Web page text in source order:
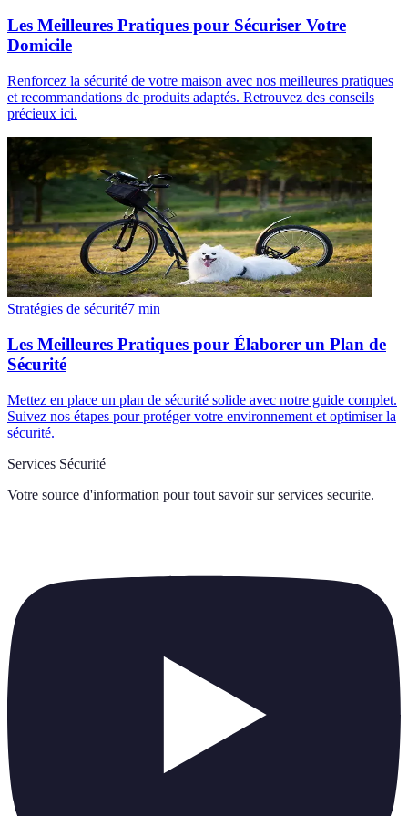
Les Meilleures Pratiques pour Sécuriser Votre
Domicile
Renforcez la sécurité de votre maison avec nos meilleures pratiques
et recommandations de produits adaptés. Retrouvez des conseils
précieux ici.
Stratégies de sécurité7 min
Les Meilleures Pratiques pour Élaborer un Plan de
Sécurité
Mettez en place un plan de sécurité solide avec notre guide complet.
Suivez nos étapes pour protéger votre environnement et optimiser la
sécurité.
Services Sécurité
Votre source d'information pour tout savoir sur services securite.